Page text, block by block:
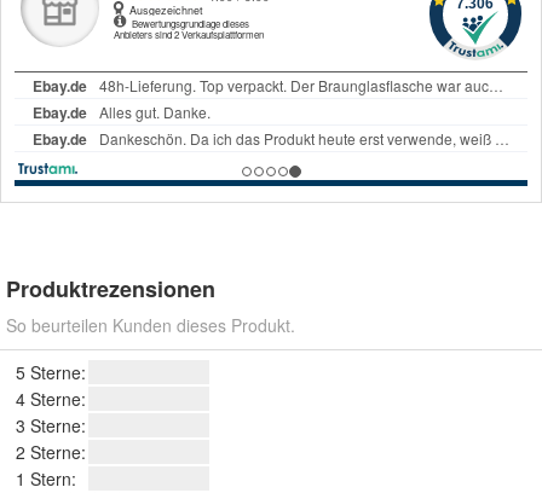
Produktrezensionen
So beurteilen Kunden dieses Produkt.
5 Sterne:
4 Sterne:
3 Sterne:
2 Sterne:
1 Stern: